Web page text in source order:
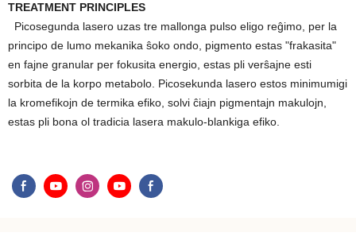
TREATMENT PRINCIPLES
Picosegunda lasero uzas tre mallonga pulso eligo reĝimo, per la
principo de lumo mekanika ŝoko ondo, pigmento estas "frakasita"
en fajne granular per fokusita energio, estas pli verŝajne esti
sorbita de la korpo metabolo. Picosekunda lasero estos minimumigi
la kromefikojn de termika efiko, solvi ĉiajn pigmentajn makulojn,
estas pli bona ol tradicia lasera makulo-blankiga efiko.